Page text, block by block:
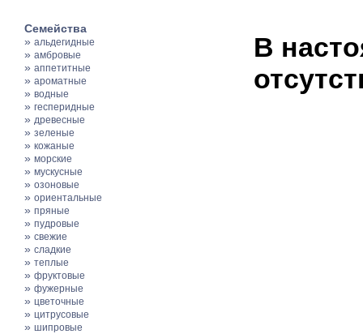
Семейства
» альдегидные
» амбровые
» аппетитные
» ароматные
» водные
» гесперидные
» древесные
» зеленые
» кожаные
» морские
» мускусные
» озоновые
» ориентальные
» пряные
» пудровые
» свежие
» сладкие
» теплые
» фруктовые
» фужерные
» цветочные
» цитрусовые
» шипровые
В